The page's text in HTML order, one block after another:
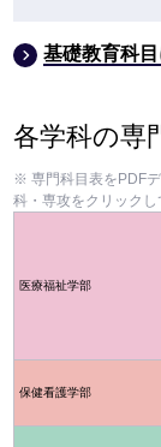
基礎教育科
各学科の専
※ 専門科目表をPDF
科・専攻をクリックし
医療福祉学部
保健看護学部